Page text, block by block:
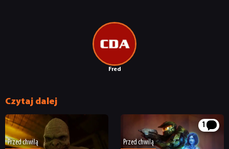
Fred
Czytaj dalej
Przed chwilą
1
Przed chwilą